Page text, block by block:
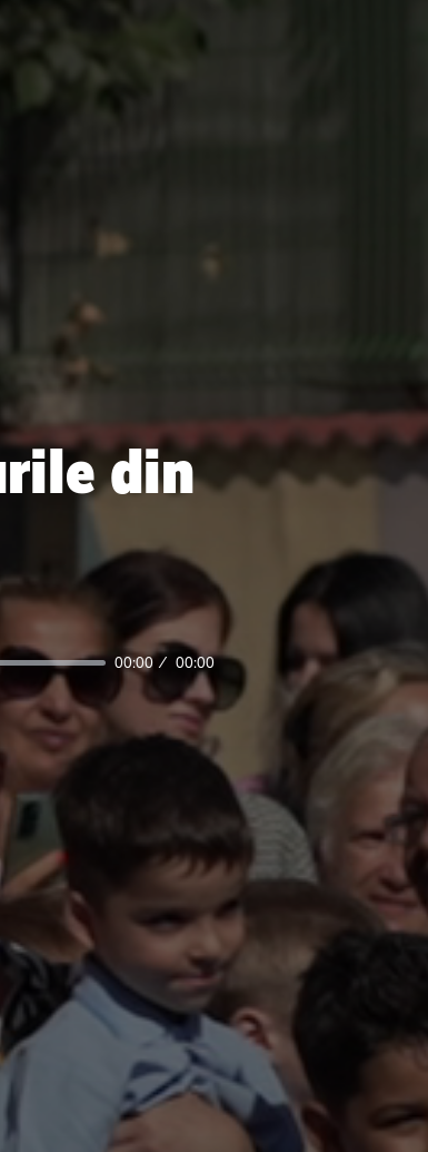
din
00:00
00:00